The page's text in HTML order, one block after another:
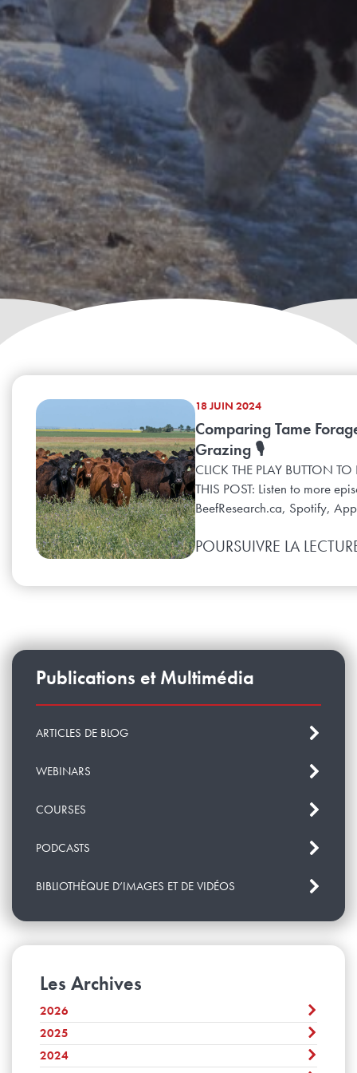
18 JUIN 2024
Comparing Tame
Grazing 🎙️
CLICK THE PLAY BUTTON TO
THIS POST: Listen to more
BeefResearch.ca, Spotify,
POURSUIVRE LA
Publications et Multimédia
ARTICLES DE BLOG
WEBINARS
COURSES
PODCASTS
BIBLIOTHÈQUE D’IMAGES ET DE VIDÉOS
Les Archives
2026
Août
Juillet
Juin
2025
Décembre
2024